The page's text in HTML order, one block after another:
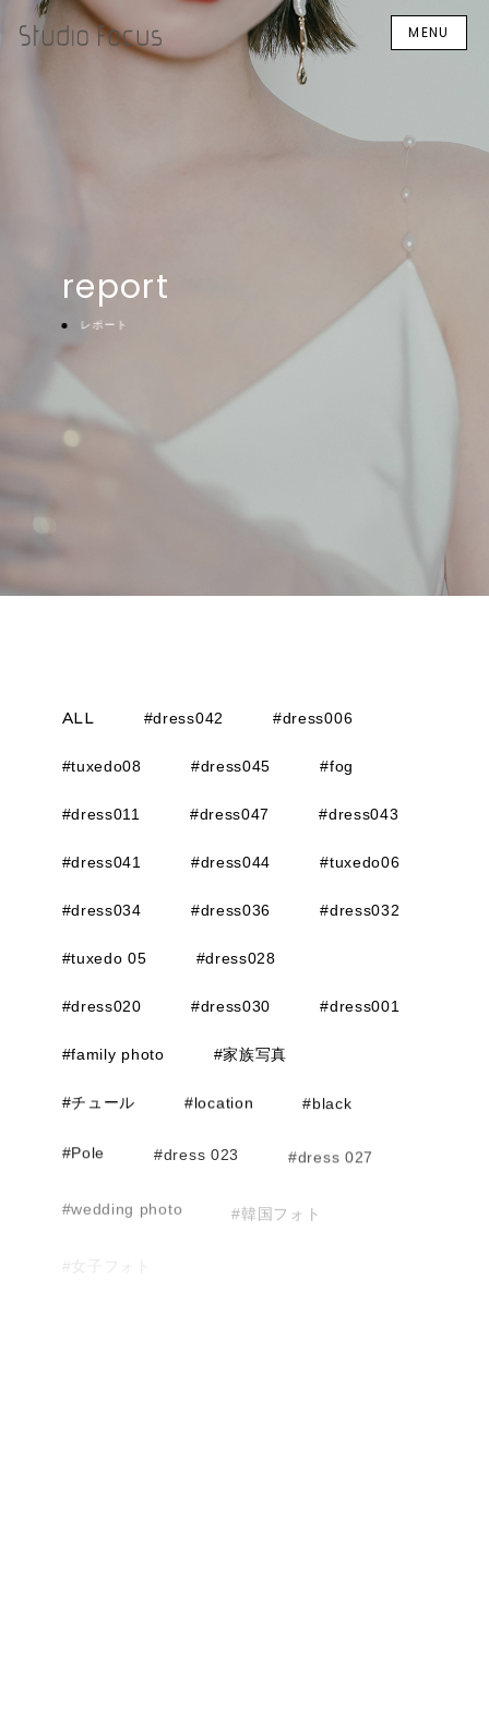
MENU
report
レポート
ALL #dress042 #dress006
#tuxedo08 #dress045 #fog
#dress011 #dress047 #dress043
#dress041 #dress044 #tuxedo06
#dress034 #dress036 #dress032
#tuxedo 05 #dress028
#dress020 #dress030 #dress001
#family photo #家族写真
#チュール #location #black
#Pole #dress 023 #dress 027
#wedding photo